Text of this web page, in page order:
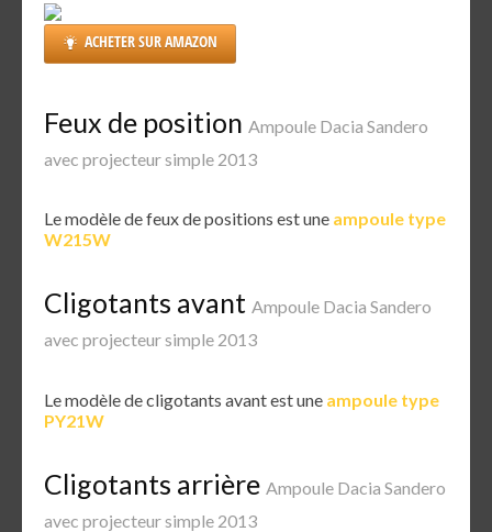
ACHETER SUR AMAZON
Feux de position Ampoule Dacia Sandero
avec projecteur simple 2013
Le modèle de feux de positions est une ampoule type
W215W
Cligotants avant Ampoule Dacia Sandero
avec projecteur simple 2013
Le modèle de cligotants avant est une ampoule type
PY21W
Cligotants arrière Ampoule Dacia Sandero
avec projecteur simple 2013